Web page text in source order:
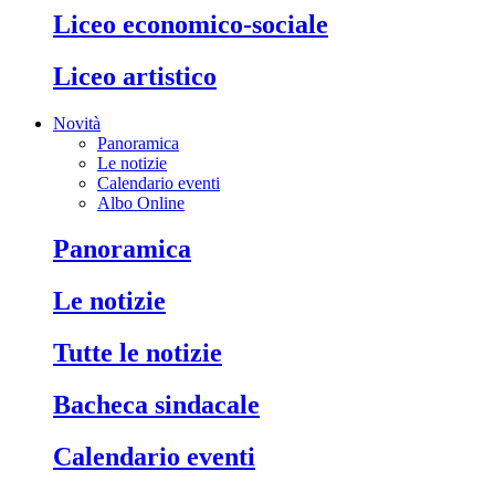
liceo economico-sociale
liceo artistico
Novità
Panoramica
Le notizie
Calendario eventi
Albo Online
panoramica
le notizie
tutte le notizie
bacheca sindacale
calendario eventi